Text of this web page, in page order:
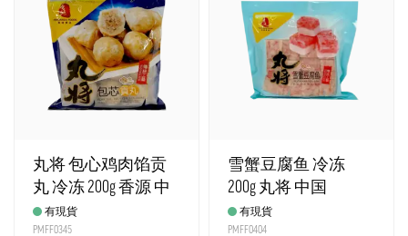
丸将 包心鸡肉馅贡
丸 冷冻 200g 香源 中
国 有現貨
PMFF0345
雪蟹豆腐鱼 冷冻
200g 丸将 中国
有現貨
PMFF0404